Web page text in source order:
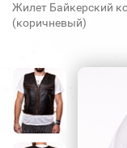
Жилет Байкерский
(коричневый)